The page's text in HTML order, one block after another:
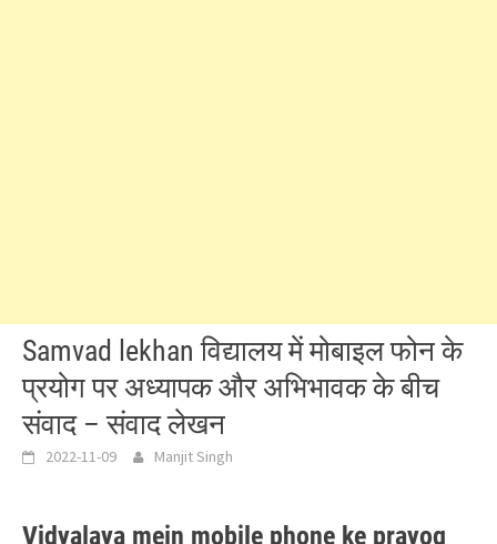
Samvad lekhan विद्यालय में मोबाइल फोन के
प्रयोग पर अध्यापक और अभिभावक के बीच
संवाद – संवाद लेखन
2022-11-09 Manjit Singh
Vidyalaya mein mobile phone ke prayog